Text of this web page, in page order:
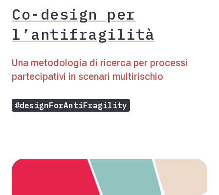
Co-design per
l’antifragilità
Una metodologia di ricerca per processi
partecipativi in scenari multirischio
#designForAntiFragility